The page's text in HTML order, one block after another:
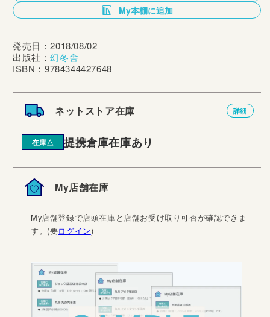
My本棚に追加
発売日：2018/08/02
出版社：幻冬舎
ISBN：9784344427648
ネットストア在庫 詳細
在庫△ 提携倉庫在庫あり
My店舗在庫
My店舗登録で店頭在庫と店舗お受け取り可否が確認できま
す。(要ログイン)